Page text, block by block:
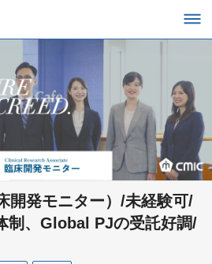
開発モニター）/未経験可/
制、Global PJの受託好調/